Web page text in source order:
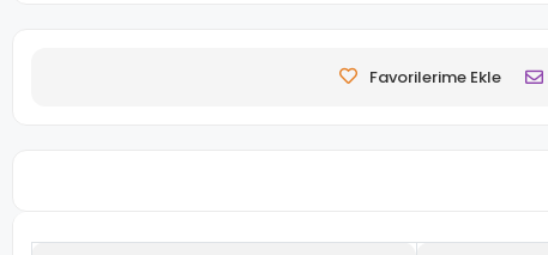
Favorilerime Ekle